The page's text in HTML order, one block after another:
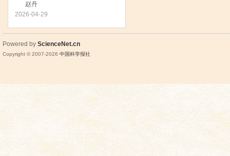
赵丹
2026-04-29
Powered by ScienceNet.cn
Copyright © 2007-2026 中国科学报社